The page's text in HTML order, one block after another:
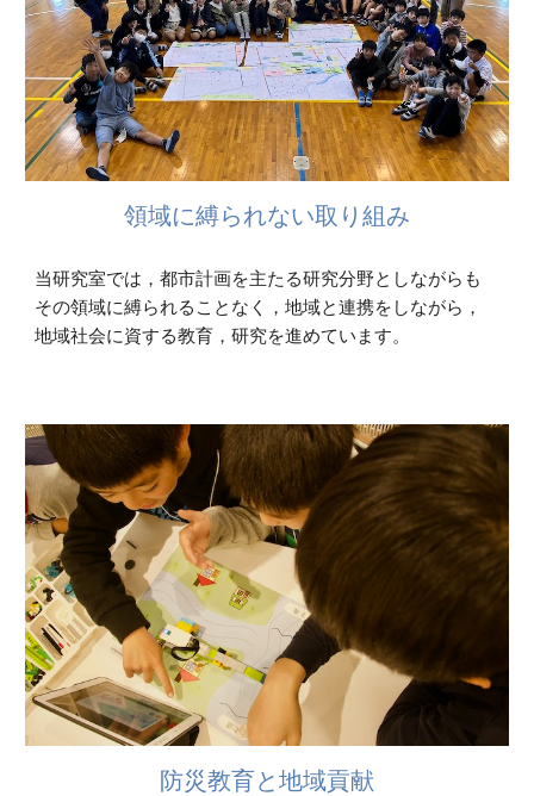
領域に縛られない取り組み
当研究室では，都市計画を主たる研究分野としながらも
その領域に縛られることなく，地域と連携をしながら，
地域社会に資する教育，研究を進めています。
防災教育と地域貢献